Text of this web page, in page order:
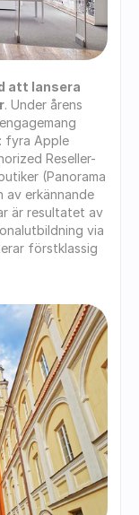
att lansera
. Under årens
fyra Apple
Reseller-
(Panorama
av erkännande
är resultatet av
via
förstklassig